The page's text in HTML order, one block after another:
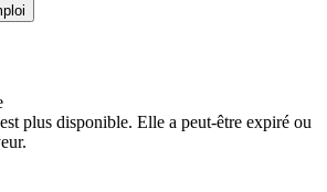
plus disponible. Elle a peut-être expiré ou